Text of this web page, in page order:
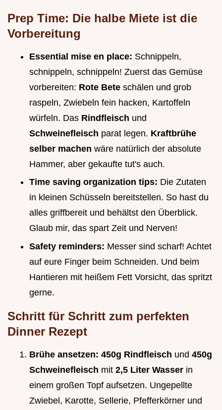
Prep Time: Die halbe Miete ist die
Vorbereitung
Essential mise en place: Schnippeln,
schnippeln, schnippeln! Zuerst das Gemüse
vorbereiten: Rote Bete schälen und grob
raspeln, Zwiebeln fein hacken, Kartoffeln
würfeln. Das Rindfleisch und
Schweinefleisch parat legen. Kraftbrühe
selber machen wäre natürlich der absolute
Hammer, aber gekaufte tut's auch.
Time saving organization tips: Die Zutaten
in kleinen Schüsseln bereitstellen. So hast du
alles griffbereit und behältst den Überblick.
Glaub mir, das spart Zeit und Nerven!
Safety reminders: Messer sind scharf! Achtet
auf eure Finger beim Schneiden. Und beim
Hantieren mit heißem Fett Vorsicht, das spritzt
gerne.
Schritt für Schritt zum perfekten
Dinner Rezept
Brühe ansetzen: 450g Rindfleisch und 450g
Schweinefleisch mit 2,5 Liter Wasser in
einem großen Topf aufsetzen. Ungepellte
Zwiebel, Karotte, Sellerie, Pfefferkörner und